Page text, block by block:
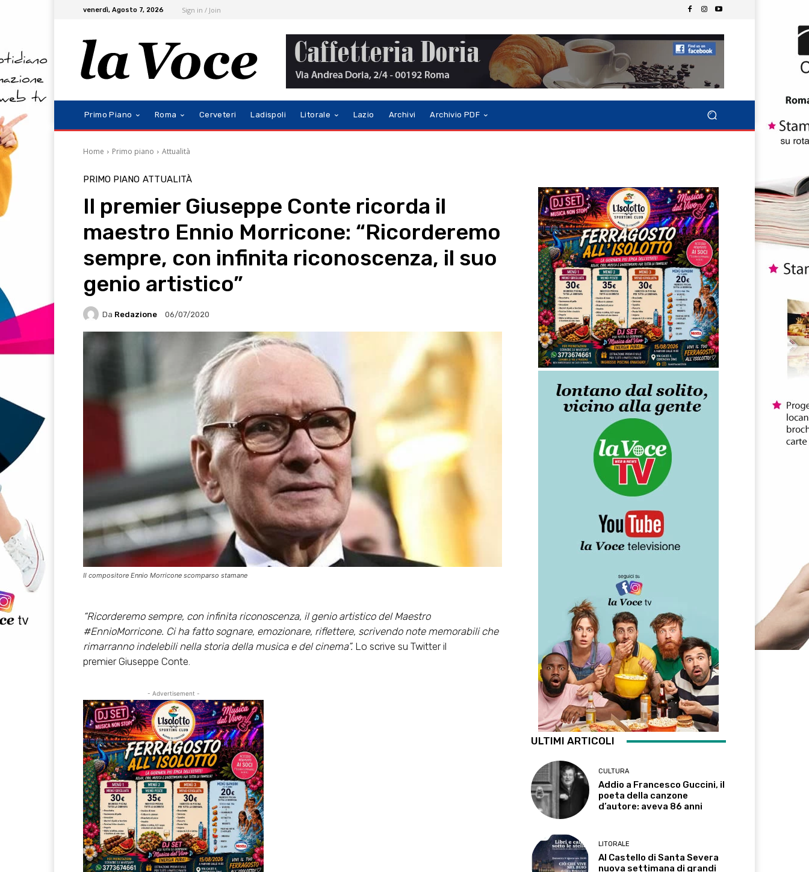
venerdì, Agosto 7, 2026 Sign in / Join
Primo Piano Roma Cerveteri Ladispoli Litorale Lazio Archivi Archivio PDF
Home Primo piano Attualità
PRIMO PIANO ATTUALITÀ
Il premier Giuseppe Conte ricorda il
maestro Ennio Morricone: “Ricorderemo
sempre, con infinita riconoscenza, il suo
genio artistico”
Da Redazione 06/07/2020
Il compositore Ennio Morricone scomparso stamane
“Ricorderemo sempre, con infinita riconoscenza, il genio artistico del Maestro
#EnnioMorricone. Ci ha fatto sognare, emozionare, riflettere, scrivendo note memorabili che
rimarranno indelebili nella storia della musica e del cinema”. Lo scrive su Twitter il
premier Giuseppe Conte.
- Advertisement -
ULTIMI ARTICOLI
CULTURA
Addio a Francesco Guccini, il
poeta della canzone
d’autore: aveva 86 anni
LITORALE
Al Castello di Santa Severa
nuova settimana di grandi